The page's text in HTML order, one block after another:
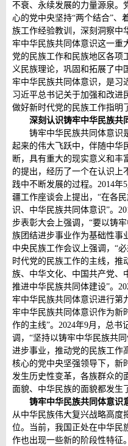
不衰、永续发展的力量源泉。
心的党中央坚持“两个结合”、
族工作经验教训，深刻洞察中
牢中华民族共同体意识这一重
党的民族工作和民族地区各项
义民族理论，巩固和拓展了中
牢中华民族共同体意识，是习
习近平总书记关于加强和改进
做好新时代党的民族工作指明
深刻认识铸牢中华民族共
铸牢中华民族共同体意识
起来的伟大飞跃中，伴随中华
断，具有重大的现实意义和丰
的提出，经历了一个在认识上
践中不断发展的过程。2014
疆工作座谈会上提出，“在各
识、中华民族共同体意识”。
步表彰大会上强调，“要以铸
族团结进步事业作为基础性事
中央民族工作会议上强调，“
时代党的民族工作的主线，推
族、中华文化、中国共产党、
推进中华民族共同体建设”。
牢中华民族共同体意识进行第
牢中华民族共同体意识作为新
作的主线”。2024年9月，总
调，“坚持以铸牢中华民族共
进步事业，推动党的民族工
核心的党中央坚强领导下，新
发生历史性变革，各族群众的
面貌、中华民族的面貌都发生
铸牢中华民族共同体意识
从中华民族伟大复兴战略高度
位。当前，我国正处在中华民
作也出现一些新的阶段性特征